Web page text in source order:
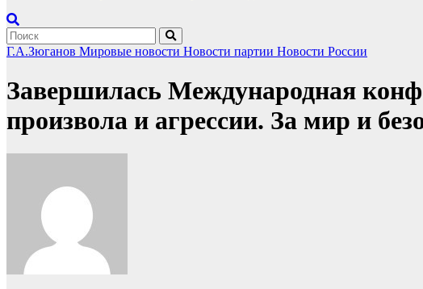
Г.А.Зюганов Мировые новости Новости партии Новости России
Завершилась Международная
произвола и агрессии. За мир и